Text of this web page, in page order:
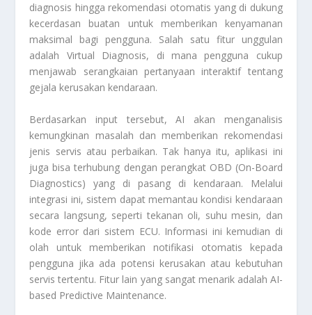
diagnosis hingga rekomendasi otomatis yang di dukung
kecerdasan buatan untuk memberikan kenyamanan
maksimal bagi pengguna. Salah satu fitur unggulan
adalah Virtual Diagnosis, di mana pengguna cukup
menjawab serangkaian pertanyaan interaktif tentang
gejala kerusakan kendaraan.
Berdasarkan input tersebut, AI akan menganalisis
kemungkinan masalah dan memberikan rekomendasi
jenis servis atau perbaikan. Tak hanya itu, aplikasi ini
juga bisa terhubung dengan perangkat OBD (On-Board
Diagnostics) yang di pasang di kendaraan. Melalui
integrasi ini, sistem dapat memantau kondisi kendaraan
secara langsung, seperti tekanan oli, suhu mesin, dan
kode error dari sistem ECU. Informasi ini kemudian di
olah untuk memberikan notifikasi otomatis kepada
pengguna jika ada potensi kerusakan atau kebutuhan
servis tertentu. Fitur lain yang sangat menarik adalah AI-
based Predictive Maintenance.